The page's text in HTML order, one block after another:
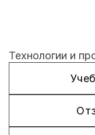
Технологии и